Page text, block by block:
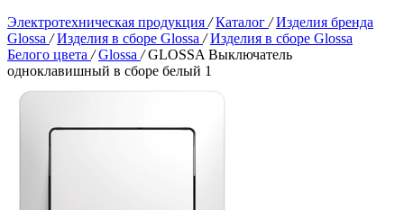
Электротехническая продукция / Каталог / Изделия бренда
Glossa / Изделия в сборе Glossa / Изделия в сборе Glossa
Белого цвета / Glossa / GLOSSA Выключатель
одноклавишный в сборе белый 1